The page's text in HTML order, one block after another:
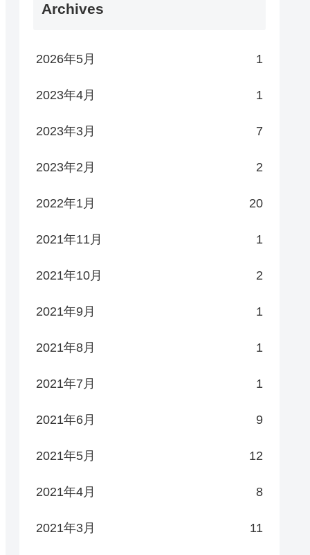
Archives
2026年5月 1
2023年4月 1
2023年3月 7
2023年2月 2
2022年1月 20
2021年11月 1
2021年10月 2
2021年9月 1
2021年8月 1
2021年7月 1
2021年6月 9
2021年5月 12
2021年4月 8
2021年3月 11